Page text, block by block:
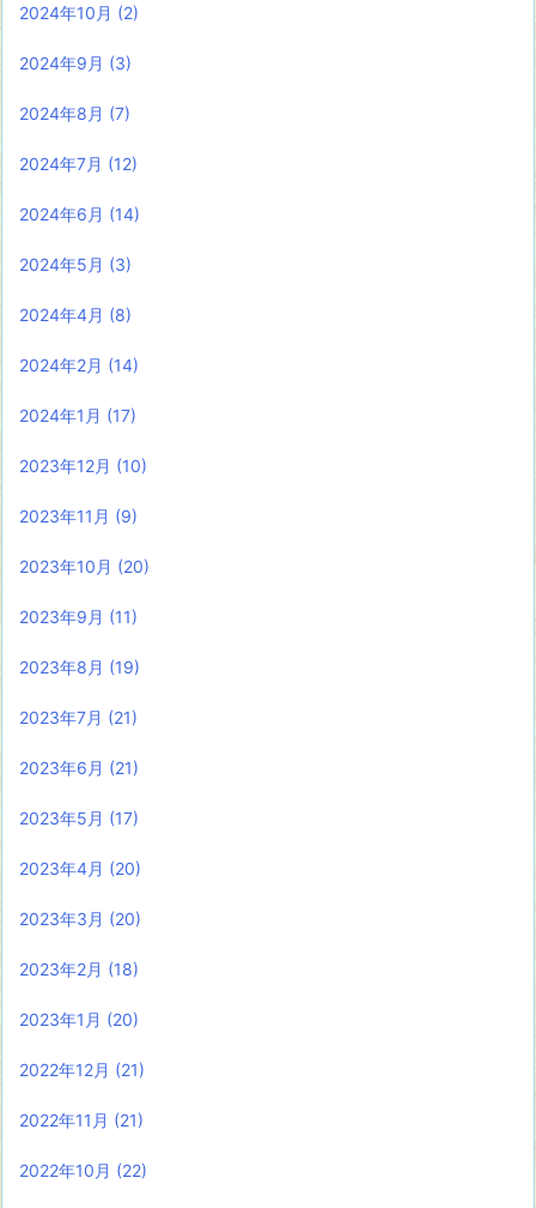
2024年10月 (2)
2024年9月 (3)
2024年8月 (7)
2024年7月 (12)
2024年6月 (14)
2024年5月 (3)
2024年4月 (8)
2024年2月 (14)
2024年1月 (17)
2023年12月 (10)
2023年11月 (9)
2023年10月 (20)
2023年9月 (11)
2023年8月 (19)
2023年7月 (21)
2023年6月 (21)
2023年5月 (17)
2023年4月 (20)
2023年3月 (20)
2023年2月 (18)
2023年1月 (20)
2022年12月 (21)
2022年11月 (21)
2022年10月 (22)